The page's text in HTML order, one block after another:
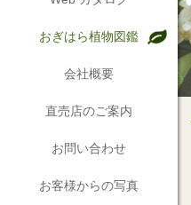
おぎはら植物図鑑
会社概要
直売店のご案内
お問い合わせ
お客様からの写真